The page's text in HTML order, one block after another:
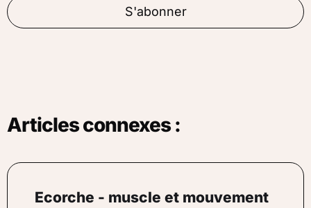
S'abonner
Articles connexes :
Ecorche - muscle et mouvement